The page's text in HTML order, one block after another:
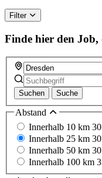
Filter
Finde hier den Job,
Suchen Suche
Abstand
Innerhalb 10 km 30
Innerhalb 25 km 30
Innerhalb 50 km 30
Innerhalb 100 km